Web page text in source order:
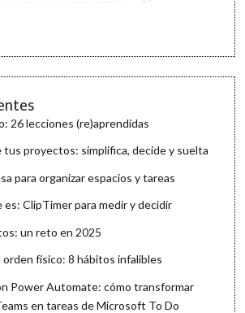
26 lecciones (re)aprendidas
tus proyectos: simplifica, decide y suelta
para organizar espacios y tareas
es: ClipTimer para medir y decidir
un reto en 2025
físico: 8 hábitos infalibles
Power Automate: cómo transformar
en tareas de Microsoft To Do